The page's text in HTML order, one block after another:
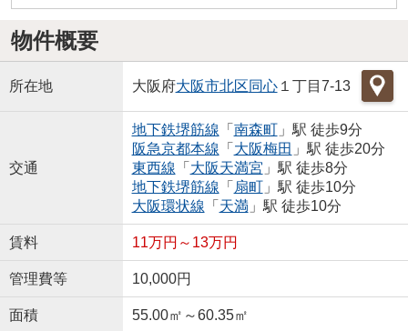
物件概要
所在地 大阪府大阪市北区同心１丁目7-13
交通
地下鉄堺筋線 「 南森町」駅 徒歩9分
阪急京都本線 「 大阪梅田 」駅 徒歩20分
東西線 「 大阪天満宮 」駅 徒歩8分
地下鉄堺筋線 「 扇町」駅 徒歩10分
大阪環状線 「 天満」駅 徒歩10分
賃料 11万円～13万円
管理費等 10,000円
面積 55.00㎡～60.35㎡